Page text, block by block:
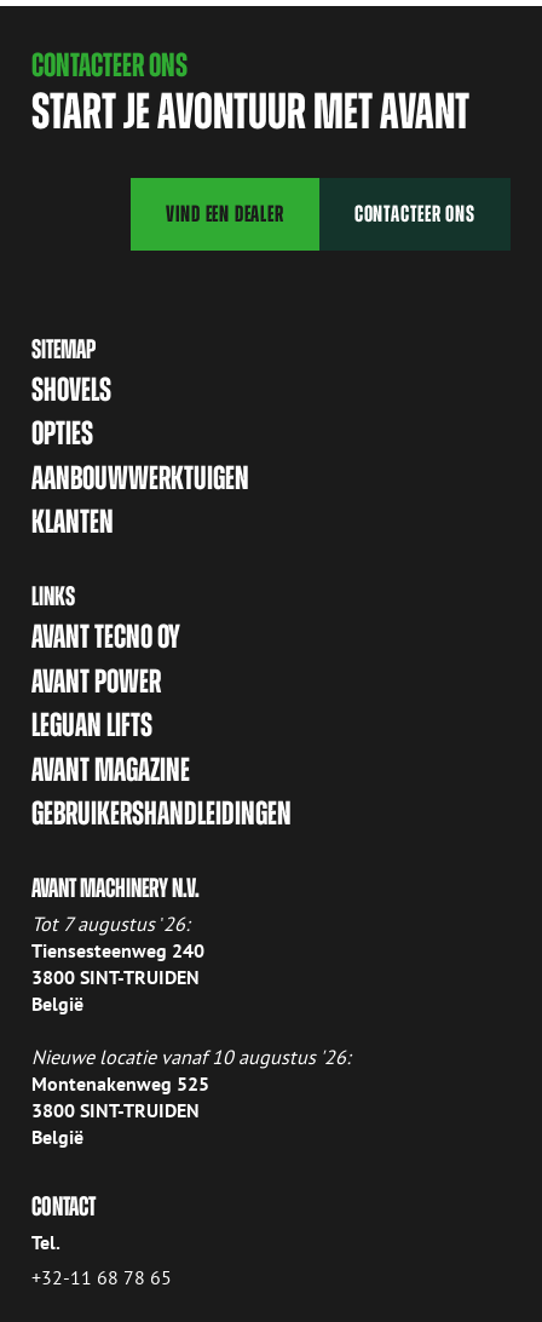
CONTACTEER ONS
START JE AVONTUUR MET AVANT
VIND EEN DEALER CONTACTEER ONS
SITEMAP
SHOVELS
OPTIES
AANBOUWWERKTUIGEN
KLANTEN
LINKS
AVANT TECNO OY
AVANT POWER
LEGUAN LIFTS
AVANT MAGAZINE
GEBRUIKERSHANDLEIDINGEN
AVANT MACHINERY N.V.
Tot 7 augustus'26:
Tiensesteenweg 240
3800 SINT-TRUIDEN
België
Nieuwe locatie vanaf 10 augustus '26:
Montenakenweg 525
3800 SINT-TRUIDEN
België
CONTACT
Tel.
+32-11 68 78 65